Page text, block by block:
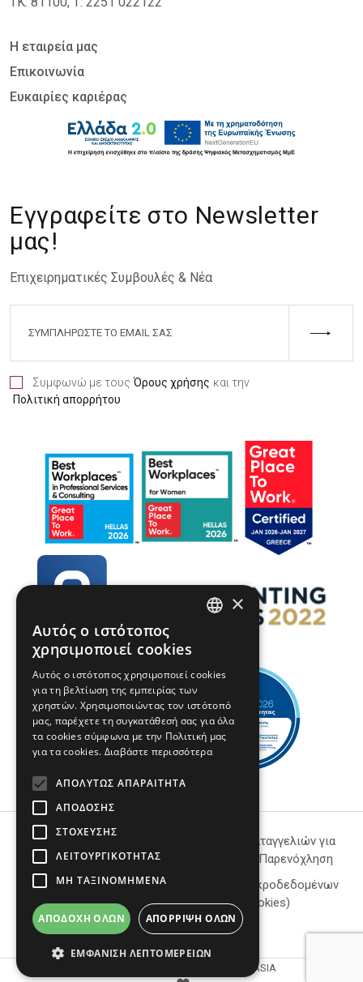
Η εταιρεία μας
Επικοινωνία
Ευκαιρίες καριέρας
Πολιτική Καταγγελιών για
την Βία και Παρενόχληση
Πολιτική Απορρήτου
Πολιτική Μικροδεδομένων
(Cookies)
Πολιτική Ποιότητας
Εγγραφείτε στο Newsletter
μας!
Επιχειρηματικές Συμβουλές & Νέα
Συμφωνώ με τους Όρους χρήσης και την
Πολιτική απορρήτου
COPYRIGHT © 2026 FOVERA PROSTASIA
×
Αυτός ο ιστότοπος
χρησιμοποιεί cookies
Αυτός ο ιστότοπος χρησιμοποιεί cookies
για τη βελτίωση της εμπειρίας των
χρηστών. Χρησιμοποιώντας τον ιστότοπό
μας, παρέχετε τη συγκατάθεσή σας για όλα
τα cookies σύμφωνα με την Πολιτική μας
για τα cookies. Διαβάστε περισσότερα
ΑΠΟΛΎΤΩΣ ΑΠΑΡΑΊΤΗΤΑ
ΑΠΌΔΟΣΗΣ
ΣΤΌΧΕΥΣΗΣ
ΛΕΙΤΟΥΡΓΙΚΌΤΗΤΑΣ
ΜΗ ΤΑΞΙΝΟΜΗΜΈΝΑ
ΑΠΟΔΟΧΉ ΌΛΩΝ ΑΠΌΡΡΙΨΗ ΌΛΩΝ
ΕΜΦΆΝΙΣΗ ΛΕΠΤΟΜΕΡΕΙΏΝ